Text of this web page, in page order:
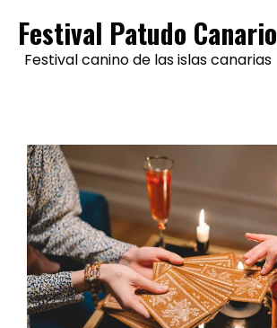
content
Festival Patudo Canario
Festival canino de las islas canarias